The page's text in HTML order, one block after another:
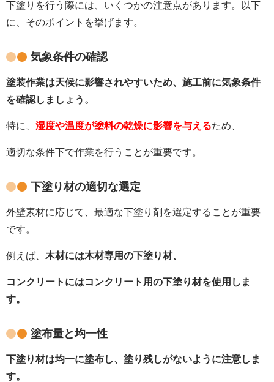
下塗りを行う際には、いくつかの注意点があります。以下
に、そのポイントを挙げます。
気象条件の確認
塗装作業は天候に影響されやすいため、施工前に気象条件
を確認しましょう。
特に、 湿度や温度が塗料の乾燥に影響を与えるため、
適切な条件下で作業を行うことが重要です。
下塗り材の適切な選定
外壁素材に応じて、最適な下塗り剤を選定することが重要
です。
例えば、 木材には木材専用の下塗り材、
コンクリートにはコンクリート用の下塗り材を使用しま
す。
塗布量と均一性
下塗り材は均一に塗布し、塗り残しがないように注意しま
す。